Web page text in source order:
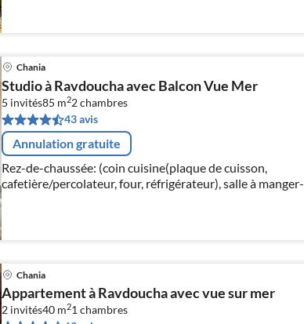
Chania
Studio à Ravdoucha avec Balcon Vue Mer
5 invités85 m22chambres
43 avis
Annulation gratuite
Rez-de-chaussée: (coin cuisine(plaque de cuisson,
cafetière/percolateur, four, réfrigérateur), salle à manger-
salon(Canapé-lit simple, TV), chambre(lit double),
chambre(lit double)
Chania
Appartement à Ravdoucha avec vue sur mer
2 invités40 m21 chambres